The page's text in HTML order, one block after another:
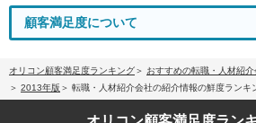
顧客満足度について
オリコン顧客満足度ランキング
おすすめの転職・人材紹
2013年版
転職・人材紹介会社の紹介情報の鮮度ランキ